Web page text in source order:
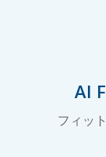
AI
フィッ